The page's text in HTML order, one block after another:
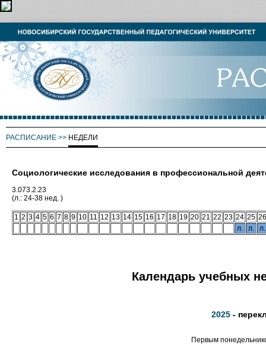
РАСПИСАНИЕ >> НЕДЕЛИ
Социологические исследования в профессиональной
3.073.2.23
(л.: 24-38 нед. )
1 2 3 4 5 6 7 8 9 10 11 12 13 14 15 16 17 18 19 20 21 22 23 24 25 26
л.
л. л.
Календарь учебных
2025 -
Первым